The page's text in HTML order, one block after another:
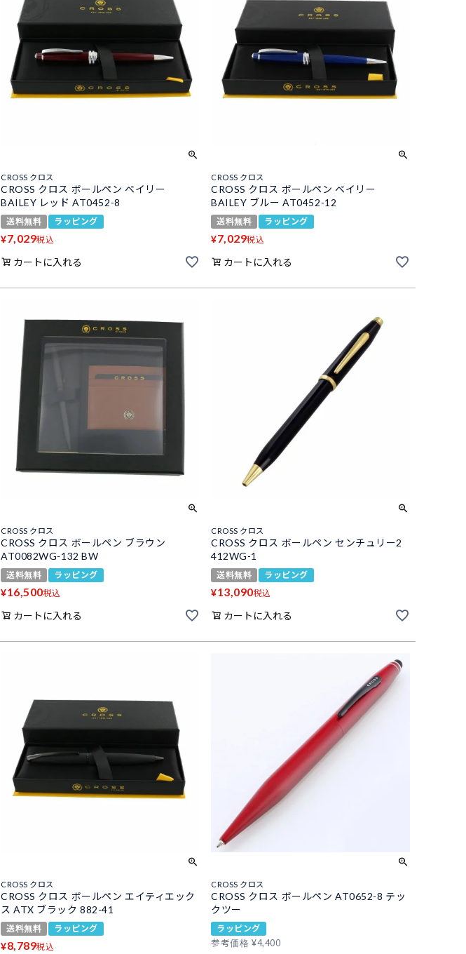
CROSS クロス
CROSS クロス ボールペン ベイリー
BAILEY レッド AT0452-8
送料無料 ラッピング
¥7,029税込
カートに入れる
CROSS クロス
CROSS クロス ボールペン ベイリー
BAILEY ブルー AT0452-12
送料無料 ラッピング
¥7,029税込
カートに入れる
CROSS クロス
CROSS クロス ボールペン ブラウン
AT0082WG-132 BW
送料無料 ラッピング
¥16,500税込
カートに入れる
CROSS クロス
CROSS クロス ボールペン センチュリー2
412WG-1
送料無料 ラッピング
¥13,090税込
カートに入れる
CROSS クロス
CROSS クロス ボールペン エイティエック
ス ATX ブラック 882-41
送料無料 ラッピング
¥8,789税込
CROSS クロス
CROSS クロス ボールペン AT0652-8 テッ
クツー
ラッピング
参考価格 ¥4,400